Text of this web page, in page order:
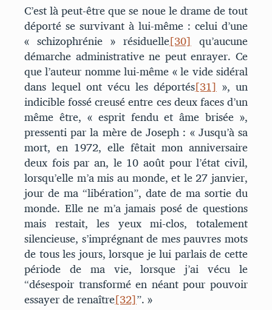
C’est là peut-être que se noue le drame de tout
déporté se survivant à lui-même : celui d’une
« schizophrénie » résiduelle[30] qu’aucune
démarche administrative ne peut enrayer. Ce
que l’auteur nomme lui-même « le vide sidéral
dans lequel ont vécu les déportés[31] », un
indicible fossé creusé entre ces deux faces d’un
même être, « esprit fendu et âme brisée »,
pressenti par la mère de Joseph : « Jusqu’à sa
mort, en 1972, elle fêtait mon anniversaire
deux fois par an, le 10 août pour l’état civil,
lorsqu’elle m’a mis au monde, et le 27 janvier,
jour de ma “libération”, date de ma sortie du
monde. Elle ne m’a jamais posé de questions
mais restait, les yeux mi-clos, totalement
silencieuse, s’imprégnant de mes pauvres mots
de tous les jours, lorsque je lui parlais de cette
période de ma vie, lorsque j’ai vécu le
“désespoir transformé en néant pour pouvoir
essayer de renaître[32]”. »